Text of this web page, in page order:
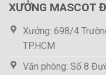
XƯỞNG MASCOT
Xưởng: 698/4
TP.HCM
Văn phòng: Số 8